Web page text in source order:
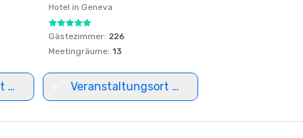
Geneva
Hotel in Geneva
Gästezimmer: 226
Meetingräume: 13
Veranstaltungsort auswählen